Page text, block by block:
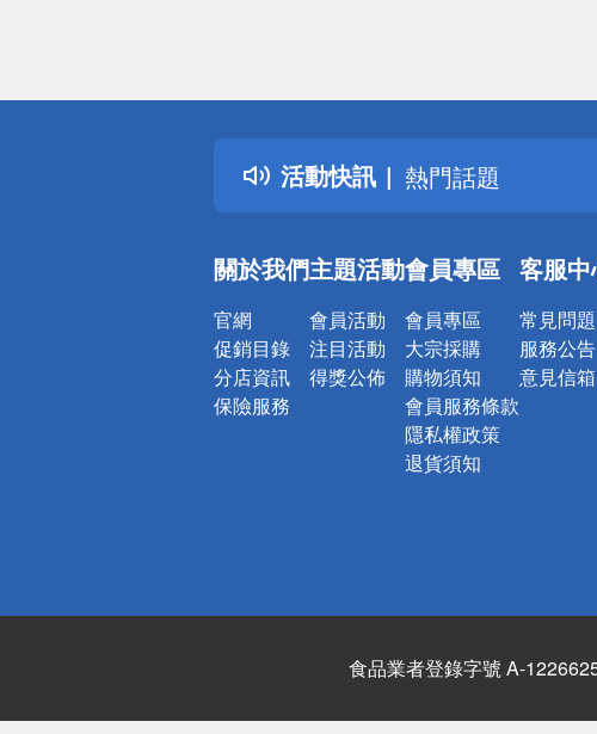
活動快訊
詐騙網頁！請小
得獎公告
熱門話題
銀行優惠
詐騙網頁！請小
關於我們
官網
促銷目錄
分店資訊
保險服務
主題活動
會員活動
注目活動
得獎公佈
會員專區
會員專區
大宗採購
購物須知
會員服務條款
隱私權政策
退貨須知
客服
常見問題
服務公告
意見信箱
食品業者登錄字號 A-